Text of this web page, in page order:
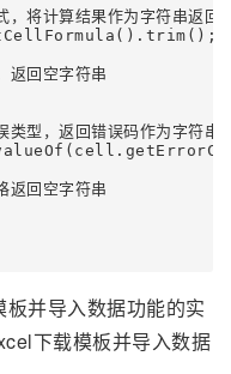
将计算结果作为字符串返回
回空字符串
型，返回错误码作为字符串
回空字符串
并导入数据功能的实
下载模板并导入数据